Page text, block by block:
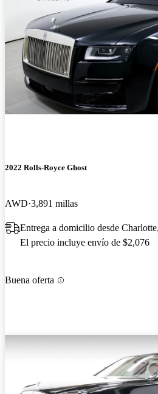
2022 Rolls-Royce Ghost
AWD 3,891 millas
Entrega a domicilio desde
El precio incluye envío de $2,076
Buena oferta